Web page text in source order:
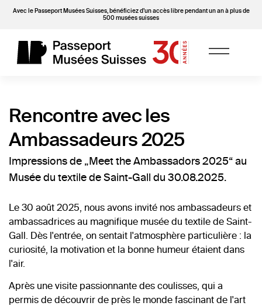
Avec le Passeport Musées Suisses, bénéficiez d’un accès libre pendant un an à plus de
500 musées suisses
Rencontre avec les
Ambassadeurs 2025
Impressions de „Meet the Ambassadors 2025“ au
Musée du textile de Saint-Gall du 30.08.2025.
Le 30 août 2025, nous avons invité nos ambassadeurs et
ambassadrices au magnifique musée du textile de Saint-
Gall. Dès l'entrée, on sentait l'atmosphère particulière : la
curiosité, la motivation et la bonne humeur étaient dans
l'air.
Après une visite passionnante des coulisses, qui a
permis de découvrir de près le monde fascinant de l'art